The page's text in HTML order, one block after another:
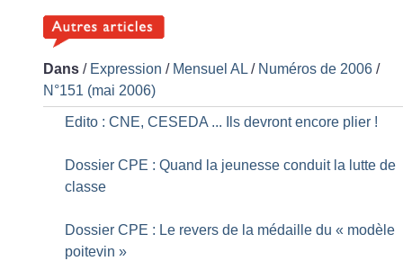
Dans / Expression / Mensuel AL/ Numéros de 2006 /
N°151 (mai 2006)
Edito : CNE, CESEDA ... Ils devront encore plier !
Dossier CPE : Quand la jeunesse conduit la lutte de
classe
Dossier CPE : Le revers de la médaille du « modèle
poitevin »